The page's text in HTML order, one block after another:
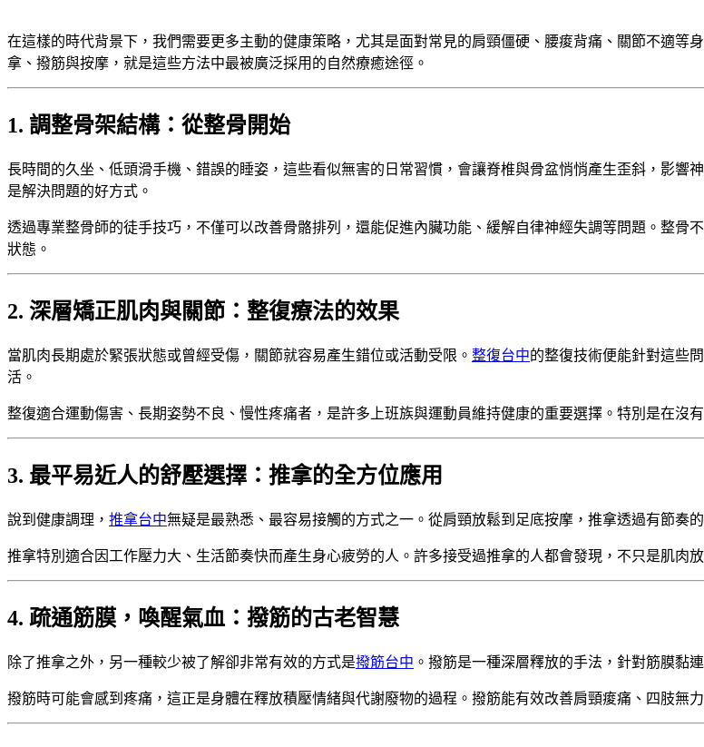
在這樣的時代背景下，我們需要更多主動的健康策略，尤其是面對常見的肩頸僵硬、腰痠背痛、關節不適
拿、撥筋與按摩，就是這些方法中最被廣泛採用的自然療癒途徑。
1. 調整骨架結構：從整骨開始
長時間的久坐、低頭滑手機、錯誤的睡姿，這些看似無害的日常習慣，會讓脊椎與骨盆悄悄產生歪斜，影響
是解決問題的好方式。
透過專業整骨師的徒手技巧，不僅可以改善骨骼排列，還能促進內臟功能、緩解自律神經失調等問題。整
狀態。
2. 深層矯正肌肉與關節：整復療法的效果
當肌肉長期處於緊張狀態或曾經受傷，關節就容易產生錯位或活動受限。 整復台中的整復技術便能針對這些
活。
整復適合運動傷害、長期姿勢不良、慢性疼痛者，是許多上班族與運動員維持健康的重要選擇。特別是在沒
3. 最平易近人的舒壓選擇：推拿的全方位應用
說到健康調理， 推拿台中無疑是最熟悉、最容易接觸的方式之一。從肩頸放鬆到足底按摩，推拿透過有節奏
推拿特別適合因工作壓力大、生活節奏快而產生身心疲勞的人。許多接受過推拿的人都會發現，不只是肌肉
4. 疏通筋膜，喚醒氣血：撥筋的古老智慧
除了推拿之外，另一種較少被了解卻非常有效的方式是撥筋台中 。撥筋是一種深層釋放的手法，針對筋膜黏
撥筋時可能會感到疼痛，這正是身體在釋放積壓情緒與代謝廢物的過程。撥筋能有效改善肩頸痠痛、四肢無